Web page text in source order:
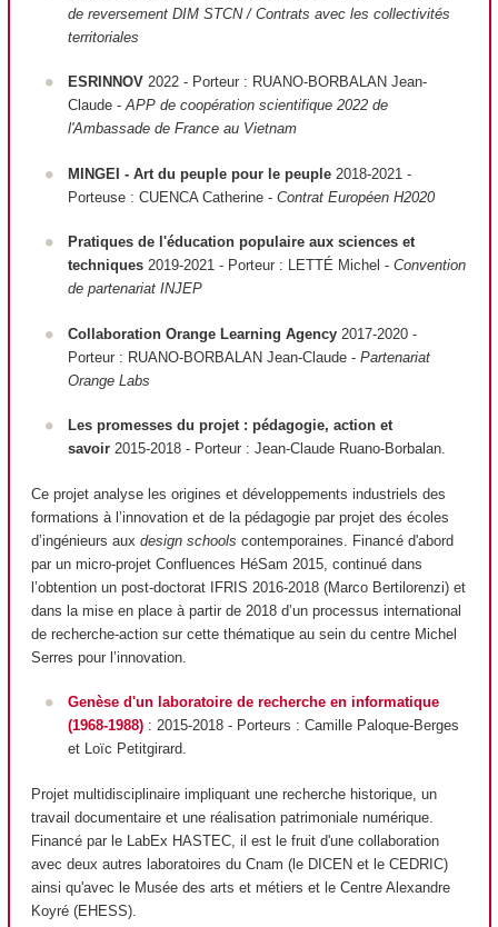
de reversement DIM STCN / Contrats avec les collectivités
territoriales
ESRINNOV2022 - Porteur : RUANO-BORBALAN Jean-
Claude -APP de coopération scientifique 2022 de
l'Ambassade de France au Vietnam
MINGEI - Art du peuple pour le peuple2018-2021 -
Porteuse : CUENCA Catherine - Contrat Européen H2020
Pratiques de l'éducation populaire aux sciences et
techniques2019-2021 - Porteur : LETTÉ Michel - Convention
de partenariat INJEP
Collaboration Orange Learning Agency2017-2020 -
Porteur : RUANO-BORBALAN Jean-Claude - Partenariat
Orange Labs
Les promesses du projet : pédagogie, action et
savoir 2015-2018 - Porteur : Jean-Claude Ruano-Borbalan.
Ce projet analyse les origines et développements industriels des
formations à l’innovation et de la pédagogie par projet des écoles
d’ingénieurs aux design schools contemporaines. Financé d'abord
par un micro-projet Confluences HéSam 2015, continué dans
l’obtention un post-doctorat IFRIS 2016-2018 (Marco Bertilorenzi) et
dans la mise en place à partir de 2018 d’un processus international
de recherche-action sur cette thématique au sein du centre Michel
Serres pour l’innovation.
Genèse d'un laboratoire de recherche en informatique
(1968-1988): 2015-2018 - Porteurs : Camille Paloque-Berges
et Loïc Petitgirard.
Projet multidisciplinaire impliquant une recherche historique, un
travail documentaire et une réalisation patrimoniale numérique.
Financé par le LabEx HASTEC, il est le fruit d'une collaboration
avec deux autres laboratoires du Cnam (le DICEN et le CEDRIC)
ainsi qu'avec le Musée des arts et métiers et le Centre Alexandre
Koyré (EHESS).